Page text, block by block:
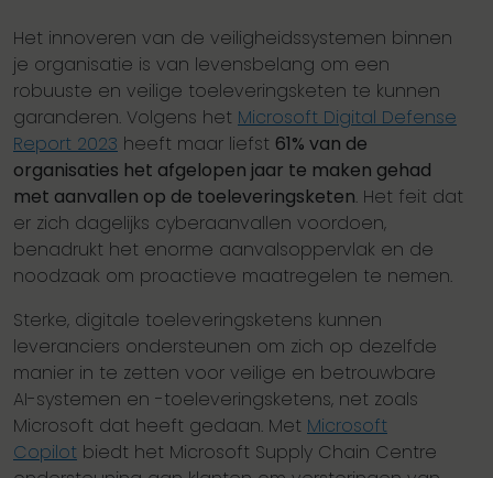
Het innoveren van de veiligheidssystemen binnen
je organisatie is van levensbelang om een
robuuste en veilige toeleveringsketen te kunnen
garanderen. Volgens het Microsoft Digital Defense
Report 2023 heeft maar liefst 61% van de
organisaties het afgelopen jaar te maken gehad
met aanvallen op de toeleveringsketen. Het feit dat
er zich dagelijks cyberaanvallen voordoen,
benadrukt het enorme aanvalsoppervlak en de
noodzaak om proactieve maatregelen te nemen.
Sterke, digitale toeleveringsketens kunnen
leveranciers ondersteunen om zich op dezelfde
manier in te zetten voor veilige en betrouwbare
AI-systemen en -toeleveringsketens, net zoals
Microsoft dat heeft gedaan. Met Microsoft
Copilot biedt het Microsoft Supply Chain Centre